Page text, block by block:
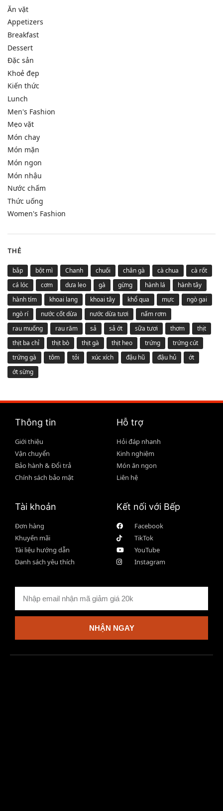
Ăn vặt
Appetizers
Breakfast
Dessert
Đặc sản
Khoẻ đẹp
Kiến thức
Lunch
Men's Fashion
Mẹo vặt
Món chay
Món mặn
Món ngon
Món nhậu
Nước chấm
Thức uống
Women's Fashion
THẺ
bắp bột mì Chanh chuối chân gà cà chua
cà rốt
cá lóc
cơm dưa leo gà gừng hành lá
hành tây
hành tím
khoai lang khoai tây khổ qua mực
ngò gai
ngò rí
nước cốt dừa nước dừa tươi
nấm rơm
rau muống
rau răm sả sả ớt sữa tươi thơm
thịt
thịt ba chỉ
thịt bò thịt gà thịt heo trứng
trứng cút
trứng gà
tôm tỏi xúc xích đậu hũ đậu hủ
ớt
ớt sừng
Thông tin
Giới thiệu
Vận chuyển
Bảo hành & Đổi trả
Chính sách bảo mật
Hỗ trợ
Hỏi đáp nhanh
Kinh nghiệm
Món ăn ngon
Liên hệ
Tài khoản
Đơn hàng
Khuyến mãi
Tài liệu hướng dẫn
Danh sách yêu thích
Kết nối với Bếp
Facebook
TikTok
YouTube
Instagram
NHẬN NGAY